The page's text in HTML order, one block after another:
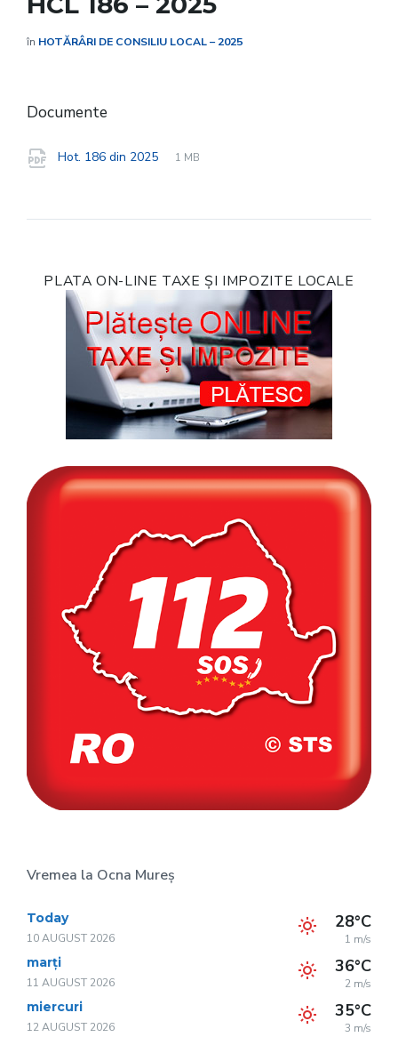
în HOTĂRÂRI DE CONSILIU LOCAL – 2025
Documente
Hot. 186 din 2025
File
pdf
File
1 MB
PLATA ON-LINE TAXE ȘI IMPOZITE LOCALE
Vremea la Ocna Mureș
Today
10 AUGUST 2026
28°C
1 m/s
marți
11 AUGUST 2026
36°C
2 m/s
miercuri
12 AUGUST 2026
35°C
3 m/s